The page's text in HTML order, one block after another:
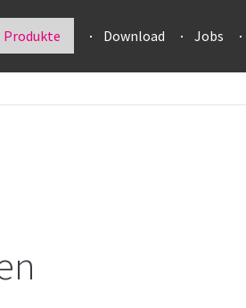
Produkte Download Jobs